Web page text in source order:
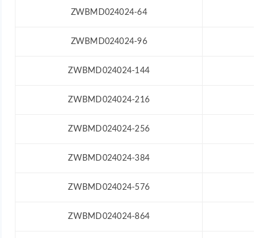
ZWBMD024024-64
ZWBMD024024-96
ZWBMD024024-144
ZWBMD024024-216
ZWBMD024024-256
ZWBMD024024-384
ZWBMD024024-576
ZWBMD024024-864